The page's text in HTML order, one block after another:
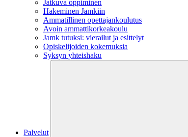
Jatkuva oppiminen
Hakeminen Jamkiin
Ammatillinen opettajankoulutus
Avoin ammattikorkeakoulu
Jamk tutuksi: vierailut ja esittelyt
Opiskelijoiden kokemuksia
Syksyn yhteishaku
Palvelut